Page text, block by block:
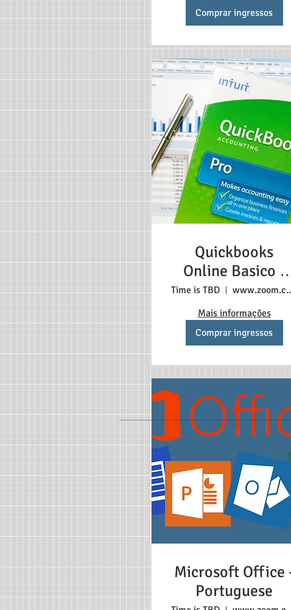
Comprar ingressos
Quickbooks
Online Basico -
Portuguese
Time is TBD
Mais informações
Comprar ingressos
Microsoft Office
Portuguese